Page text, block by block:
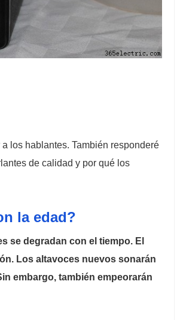
los hablantes. También responderé
de calidad y por qué los
la edad?
se degradan con el tiempo. El
Los altavoces nuevos sonarán
embargo, también empeorarán